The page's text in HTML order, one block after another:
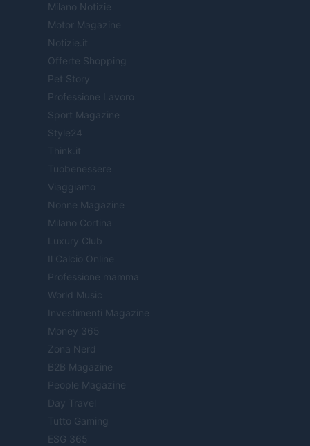
Milano Notizie
Motor Magazine
Notizie.it
Offerte Shopping
Pet Story
Professione Lavoro
Sport Magazine
Style24
Think.it
Tuobenessere
Viaggiamo
Nonne Magazine
Milano Cortina
Luxury Club
Il Calcio Online
Professione mamma
World Music
Investimenti Magazine
Money 365
Zona Nerd
B2B Magazine
People Magazine
Day Travel
Tutto Gaming
ESG 365